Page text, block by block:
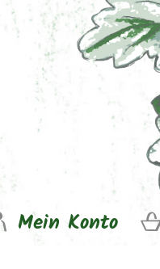
Mein Konto